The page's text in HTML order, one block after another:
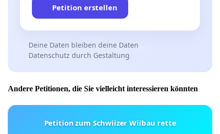
Petition erstellen
Deine Daten bleiben deine Daten
Datenschutz durch Gestaltung
Andere Petitionen, die Sie vielleicht interessieren könnten
Petition zum Schwiizer Wiibau rette